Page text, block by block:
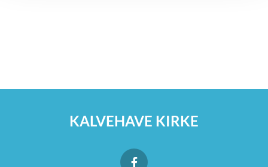
KALVEHAVE KIRKE